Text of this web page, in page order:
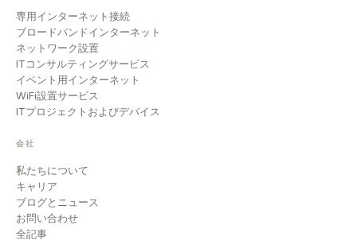
専用インターネット接続
ブロードバンドインターネット
ネットワーク設置
ITコンサルティングサービス
イベント用インターネット
WiFi設置サービス
ITプロジェクトおよびデバイス
会社
私たちについて
キャリア
ブログとニュース
お問い合わせ
全記事